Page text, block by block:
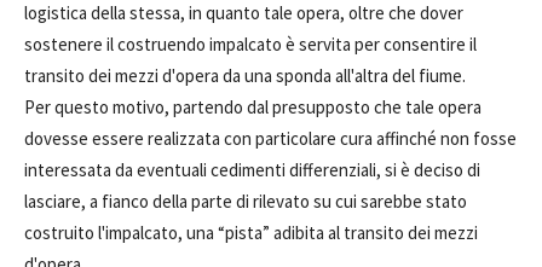
logistica della stessa, in quanto tale opera, oltre che dover
sostenere il costruendo impalcato è servita per consentire il
transito dei mezzi d'opera da una sponda all'altra del fiume.
Per questo motivo, partendo dal presupposto che tale opera
dovesse essere realizzata con particolare cura affinché non fosse
interessata da eventuali cedimenti differenziali, si è deciso di
lasciare, a fianco della parte di rilevato su cui sarebbe stato
costruito l'impalcato, una “pista” adibita al transito dei mezzi